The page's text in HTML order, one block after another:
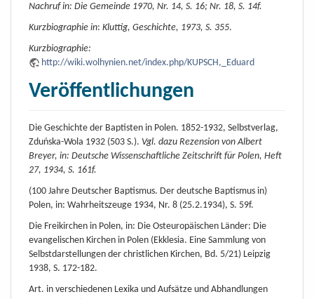
Nachruf in: Die Gemeinde 1970, Nr. 14, S. 16; Nr. 18, S. 14f.
Kurzbiographie in: Kluttig, Geschichte, 1973, S. 355.
Kurzbiographie:
http://wiki.wolhynien.net/index.php/KUPSCH,_Eduard
Veröffentlichungen
Die Geschichte der Baptisten in Polen. 1852-1932, Selbstverlag,
Zduńska-Wola 1932 (503 S.). Vgl. dazu Rezension von Albert
Breyer, in: Deutsche Wissenschaftliche Zeitschrift für Polen, Heft
27, 1934, S. 161f.
(100 Jahre Deutscher Baptismus. Der deutsche Baptismus in)
Polen, in: Wahrheitszeuge 1934, Nr. 8 (25.2.1934), S. 59f.
Die Freikirchen in Polen, in: Die Osteuropäischen Länder: Die
evangelischen Kirchen in Polen (Ekklesia. Eine Sammlung von
Selbstdarstellungen der christlichen Kirchen, Bd. 5/21) Leipzig
1938, S. 172-182.
Art. in verschiedenen Lexika und Aufsätze und Abhandlungen